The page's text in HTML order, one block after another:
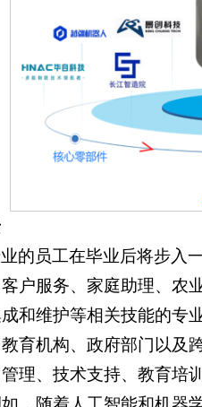
的员工在毕业后将步入
户服务、家庭助理、农
和维护等相关技能的专
育机构、政府部门以及
理、技术支持、教育培